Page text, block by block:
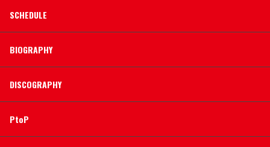
SCHEDULE
BIOGRAPHY
DISCOGRAPHY
PtoP